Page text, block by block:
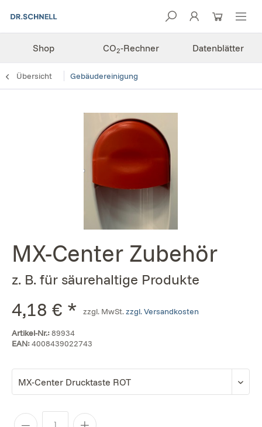
Shop CO2-Rechner Datenblätter
Übersicht Gebäudereinigung
MX-Center Zubehör
z. B. für säurehaltige Produkte
4,18 € * zzgl. MwSt.zzgl. Versandkosten
Artikel-Nr.:89934
EAN:4008439022743